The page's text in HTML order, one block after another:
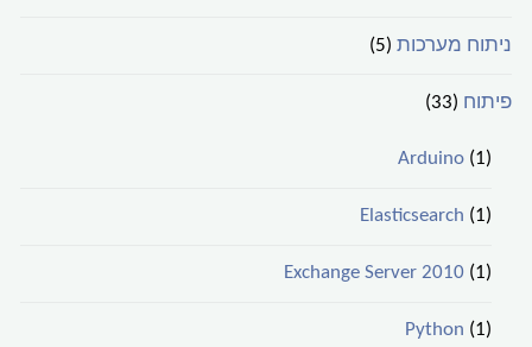
ניתוח מערכות (5)
פיתוח (33)
Arduino(1)
Elasticsearch (1)
Exchange Server 2010(1)
Python (1)